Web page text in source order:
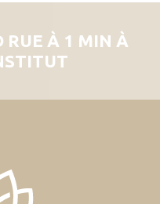
RUE À 1 MIN À